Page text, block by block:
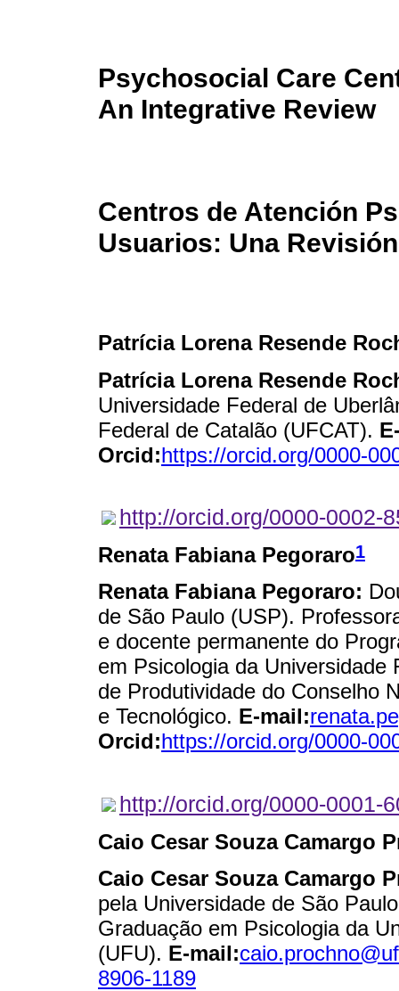
Psychosocial Care
An Integrative Review
Centros de Atención
Usuarios: Una
Patrícia Lorena Resende
Patrícia Lorena Resende
Universidade Federal de
Federal de Catalão (UFCAT).
Orcid:https://orcid.org/0000-
http://orcid.org/0000-0002-
Renata Fabiana Pegoraro1
Renata Fabiana Pegoraro:
de São Paulo (USP).
e docente permanente do
em Psicologia da
de Produtividade do Conselho
e Tecnológico. E-mail:
Orcid:https://orcid.org/0000-
http://orcid.org/0000-0001-
Caio Cesar Souza Camargo
Caio Cesar Souza Camargo
pela Universidade de São
Graduação em Psicologia da
(UFU). E-mail:
8906-1189